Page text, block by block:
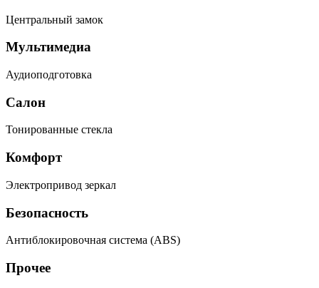
Центральный замок
Мультимедиа
Аудиоподготовка
Салон
Тонированные стекла
Комфорт
Электропривод зеркал
Безопасность
Антиблокировочная система (ABS)
Прочее